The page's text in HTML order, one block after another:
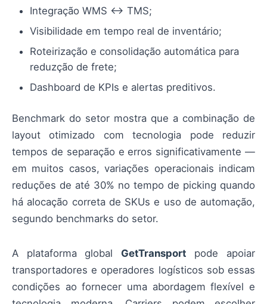
Integração WMS ↔ TMS;
Visibilidade em tempo real de inventário;
Roteirização e consolidação automática para
reduzção de frete;
Dashboard de KPIs e alertas preditivos.
Benchmark do setor mostra que a combinação de
layout otimizado com tecnologia pode reduzir
tempos de separação e erros significativamente —
em muitos casos, variações operacionais indicam
reduções de até 30% no tempo de picking quando
há alocação correta de SKUs e uso de automação,
segundo benchmarks do setor.
A plataforma global GetTransport pode apoiar
transportadores e operadores logísticos sob essas
condições ao fornecer uma abordagem flexível e